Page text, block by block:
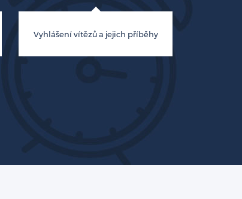
Vyhlášení vítězů a jejich příběhy